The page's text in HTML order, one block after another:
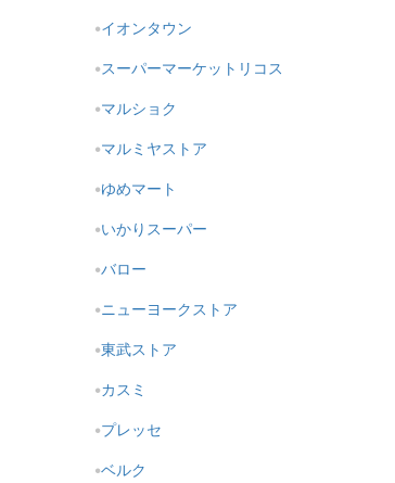
イオンタウン
スーパーマーケットリコス
マルショク
マルミヤストア
ゆめマート
いかりスーパー
バロー
ニューヨークストア
東武ストア
カスミ
プレッセ
ベルク